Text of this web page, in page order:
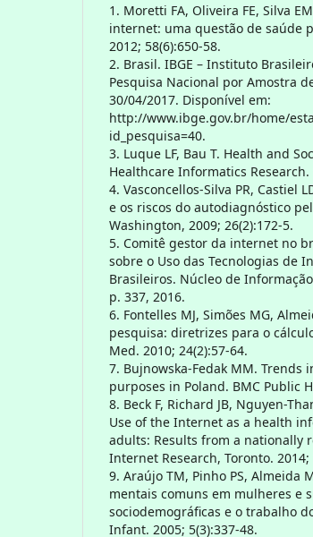
1. Moretti FA, Oliveira FE, Silva
internet: uma questão de saúde
2012; 58(6):650-58.
2. Brasil. IBGE – Instituto
Pesquisa Nacional por Amostra
30/04/2017. Disponível em:
http://www.ibge.gov.br/home/
id_pesquisa=40.
3. Luque LF, Bau T. Health and
Healthcare Informatics Research.
4. Vasconcellos-Silva PR, Castiel
e os riscos do autodiagnóstico
Washington, 2009; 26(2):172-5.
5. Comitê gestor da internet no
sobre o Uso das Tecnologias de
Brasileiros. Núcleo de
p. 337, 2016.
6. Fontelles MJ, Simões MG,
pesquisa: diretrizes para o
Med. 2010; 24(2):57-64.
7. Bujnowska-Fedak MM.
purposes in Poland. BMC Public
8. Beck F, Richard JB, Nguyen-
Use of the Internet as a health
adults: Results from a nationally
Internet Research, Toronto. 2014;
9. Araújo TM, Pinho PS, Almeida
mentais comuns em mulheres e
sociodemográficas e o trabalho
Infant. 2005; 5(3):337-48.